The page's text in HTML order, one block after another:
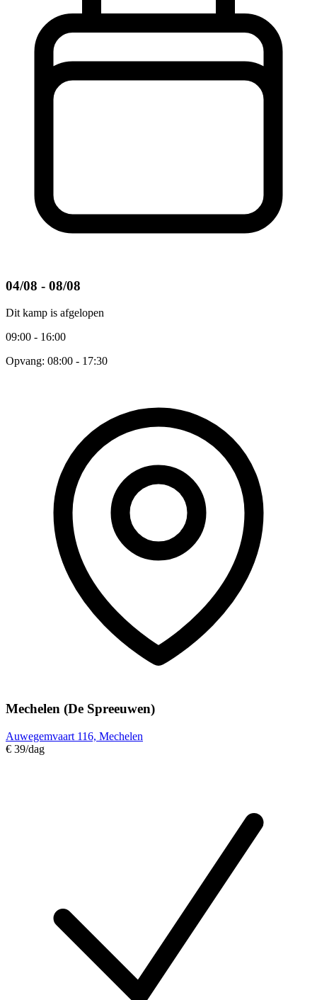
04/08 - 08/08
Dit kamp is afgelopen
09:00 - 16:00
Opvang: 08:00 - 17:30
Mechelen (De Spreeuwen)
Auwegemvaart 116, Mechelen
€ 39/dag